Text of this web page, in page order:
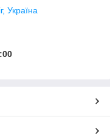
Україна